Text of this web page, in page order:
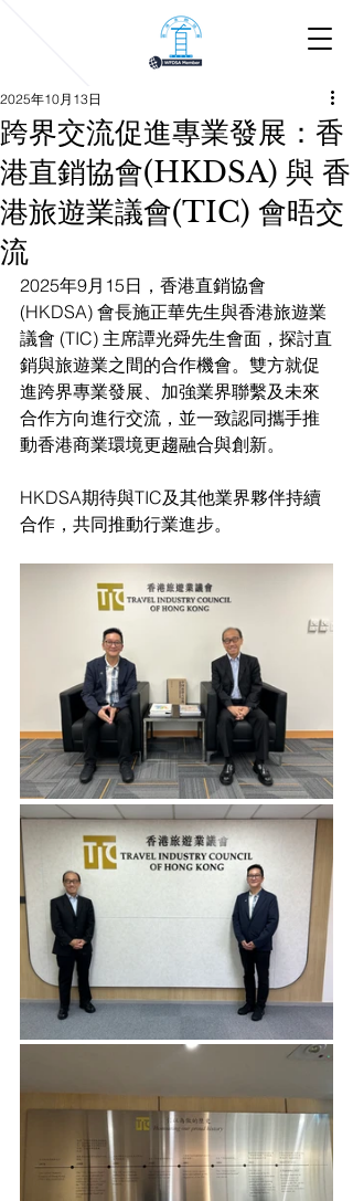
跨界交流促進專業發展：香
港直銷協會(HKDSA) 與 香
港旅遊業議會(TIC) 會晤交
流
2025年10月13日
2025年9月15日，香港直銷協會
(HKDSA) 會長施正華先生與香港旅遊業
議會 (TIC) 主席譚光舜先生會面，探討直
銷與旅遊業之間的合作機會。雙方就促
進跨界專業發展、加強業界聯繫及未來
合作方向進行交流，並一致認同攜手推
動香港商業環境更趨融合與創新。
HKDSA期待與TIC及其他業界夥伴持續
合作，共同推動行業進步。